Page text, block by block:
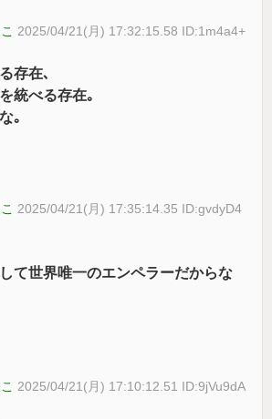
2025/04/21(月) 17:32:15.58 ID:1m4a4+
存在､
統べる存在｡
｡
2025/04/21(月) 17:35:14.35 ID:gvdyD4
て世界唯一のエンペラーだからな
2025/04/21(月) 17:10:12.51 ID:9jVu9dA